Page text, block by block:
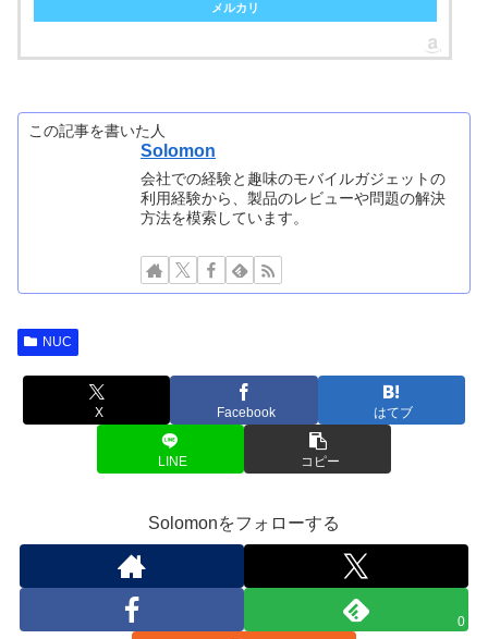
メルカリ
この記事を書いた人
Solomon
会社での経験と趣味のモバイルガジェットの
利用経験から、製品のレビューや問題の解決
方法を模索しています。
NUC
X Facebook はてブ
LINE コピー
Solomonをフォローする
0